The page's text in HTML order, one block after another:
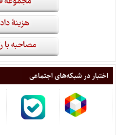
اختبار در شبکه‌های اجتماعی